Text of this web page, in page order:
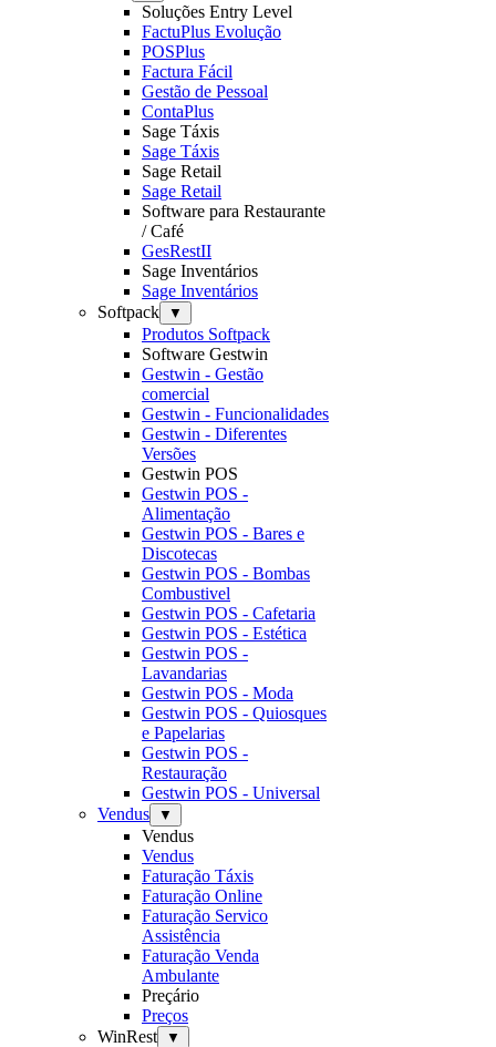
Soluções Entry Level
FactuPlus Evolução
POSPlus
Factura Fácil
Gestão de Pessoal
ContaPlus
Sage Táxis
Sage Táxis
Sage Retail
Sage Retail
Software para Restaurante
/ Café
GesRestII
Sage Inventários
Sage Inventários
Softpack
▼
Produtos Softpack
Software Gestwin
Gestwin - Gestão
comercial
Gestwin - Funcionalidades
Gestwin - Diferentes
Versões
Gestwin POS
Gestwin POS -
Alimentação
Gestwin POS - Bares e
Discotecas
Gestwin POS - Bombas
Combustivel
Gestwin POS - Cafetaria
Gestwin POS - Estética
Gestwin POS -
Lavandarias
Gestwin POS - Moda
Gestwin POS - Quiosques
e Papelarias
Gestwin POS -
Restauração
Gestwin POS - Universal
Vendus
▼
Vendus
Vendus
Faturação Táxis
Faturação Online
Faturação Servico
Assistência
Faturação Venda
Ambulante
Preçário
Preços
WinRest
▼